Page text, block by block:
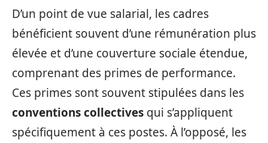
D’un point de vue salarial, les cadres
bénéficient souvent d’une rémunération plus
élevée et d’une couverture sociale étendue,
comprenant des primes de performance.
Ces primes sont souvent stipulées dans les
conventions collectives qui s’appliquent
spécifiquement à ces postes. À l’opposé, les